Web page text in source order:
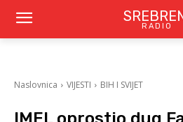
RADIO
Naslovnica VIJESTI BIH I SVIJET